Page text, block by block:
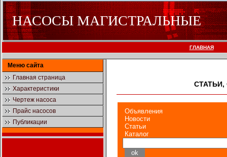
НАСОСЫ МАГИСТРАЛЬНЫЕ
ГЛАВНАЯ
Меню сайта
Главная страница
Характеристики
Чертеж насоса
Прайс насосов
Публикации
Объявления
Новости
Статьи
Каталог